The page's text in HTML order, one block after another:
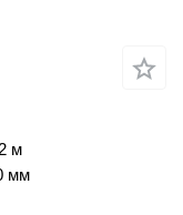
м
мм